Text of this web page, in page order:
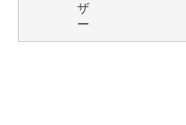
ザ
ー